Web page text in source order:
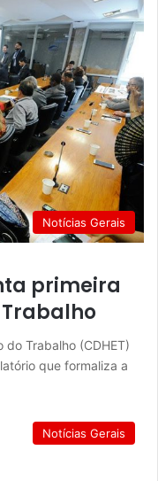
Notícias Gerais
primeira
do Trabalho (CDHET)
que formaliza a
Notícias Gerais